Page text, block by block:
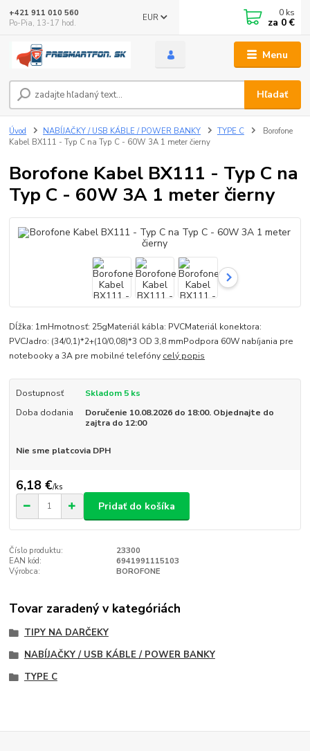
Menu
EUR
Hľadať
+421 911 010 560
Po-Pia, 13-17 hod.
0 ks
za 0 €
Úvod NABÍJAČKY / USB KÁBLE / POWER BANKY TYPE C
Borofone
Kabel BX111 - Typ C na Typ C - 60W 3A 1 meter čierny
Borofone Kabel BX111 - Typ C na
Typ C - 60W 3A 1 meter čierny
Dĺžka: 1mHmotnosť: 25gMateriál kábla: PVCMateriál konektora:
PVCJadro: (34/0,1)*2+(10/0,08)*3 OD 3,8 mmPodpora 60W nabíjania pre
notebooky a 3A pre mobilné telefóny celý popis
Dostupnosť
Skladom 5 ks
Doba dodania
Doručenie 10.08.2026 do 18:00. Objednajte do
zajtra do 12:00
Nie sme platcovia DPH
6,18 €/ks
Pridať do košíka
Číslo produktu:
23300
EAN kód:
6941991115103
Výrobca:
BOROFONE
Tovar zaradený v kategóriách
TIPY NA DARČEKY
NABÍJAČKY / USB KÁBLE / POWER BANKY
TYPE C